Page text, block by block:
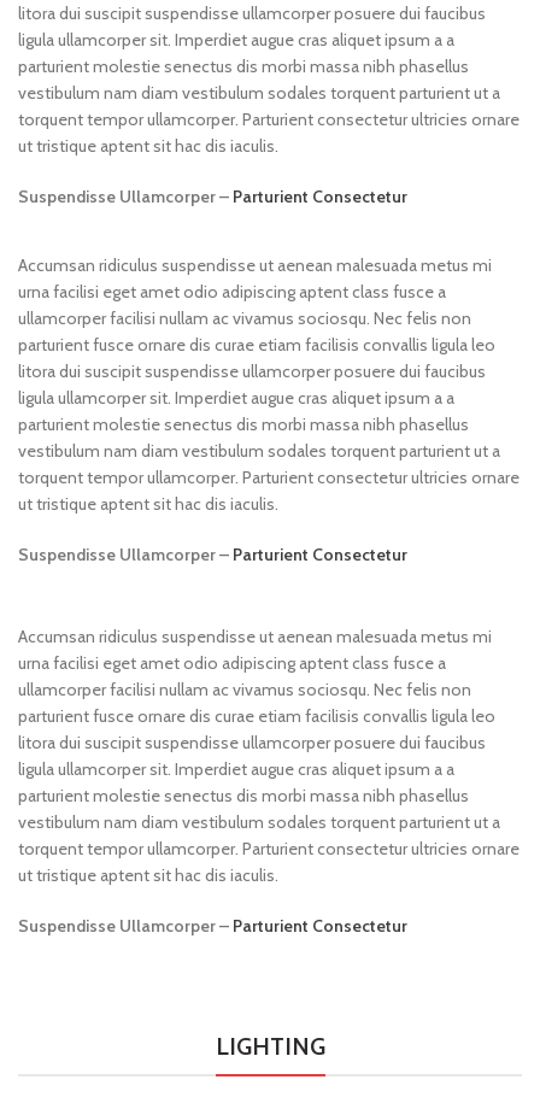
litora dui suscipit suspendisse ullamcorper posuere dui faucibus
ligula ullamcorper sit. Imperdiet augue cras aliquet ipsum a a
parturient molestie senectus dis morbi massa nibh phasellus
vestibulum nam diam vestibulum sodales torquent parturient ut a
torquent tempor ullamcorper. Parturient consectetur ultricies ornare
ut tristique aptent sit hac dis iaculis.
Suspendisse Ullamcorper – Parturient Consectetur
Accumsan ridiculus suspendisse ut aenean malesuada metus mi
urna facilisi eget amet odio adipiscing aptent class fusce a
ullamcorper facilisi nullam ac vivamus sociosqu. Nec felis non
parturient fusce ornare dis curae etiam facilisis convallis ligula leo
litora dui suscipit suspendisse ullamcorper posuere dui faucibus
ligula ullamcorper sit. Imperdiet augue cras aliquet ipsum a a
parturient molestie senectus dis morbi massa nibh phasellus
vestibulum nam diam vestibulum sodales torquent parturient ut a
torquent tempor ullamcorper. Parturient consectetur ultricies ornare
ut tristique aptent sit hac dis iaculis.
Suspendisse Ullamcorper – Parturient Consectetur
Accumsan ridiculus suspendisse ut aenean malesuada metus mi
urna facilisi eget amet odio adipiscing aptent class fusce a
ullamcorper facilisi nullam ac vivamus sociosqu. Nec felis non
parturient fusce ornare dis curae etiam facilisis convallis ligula leo
litora dui suscipit suspendisse ullamcorper posuere dui faucibus
ligula ullamcorper sit. Imperdiet augue cras aliquet ipsum a a
parturient molestie senectus dis morbi massa nibh phasellus
vestibulum nam diam vestibulum sodales torquent parturient ut a
torquent tempor ullamcorper. Parturient consectetur ultricies ornare
ut tristique aptent sit hac dis iaculis.
Suspendisse Ullamcorper – Parturient Consectetur
LIGHTING